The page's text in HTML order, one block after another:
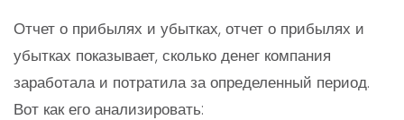
Отчет о прибылях и убытках, отчет о прибылях и
убытках показывает, сколько денег компания
заработала и потратила за определенный период.
Вот как его анализировать: